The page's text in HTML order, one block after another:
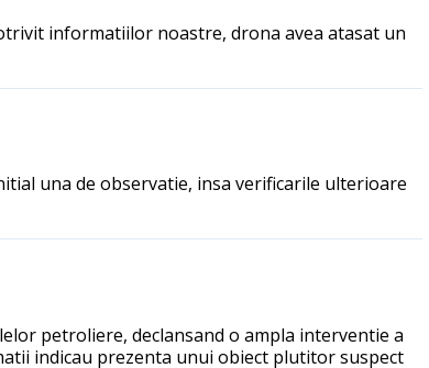
informatiilor noastre, drona avea atasat un
una de observatie, insa verificarile ulterioare
petroliere, declansand o ampla interventie a
indicau prezenta unui obiect plutitor suspect